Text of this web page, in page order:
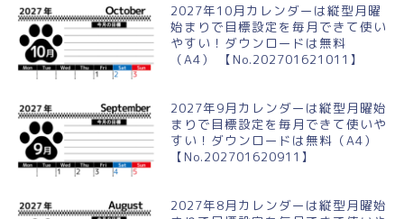
2027年10月カレンダーは縦型月曜
始まりで目標設定を毎月できて使い
やすい！ダウンロードは無料
（A4） 【No.202701621011】
2027年9月カレンダーは縦型月曜始
まりで目標設定を毎月できて使いや
すい！ダウンロードは無料（A4）
【No.202701620911】
2027年8月カレンダーは縦型月曜始